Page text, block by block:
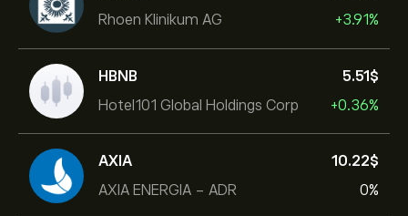
Rhoen Klinikum AG
+3.91%
HBNB
Hotel101 Global Holdings Corp
5.51‎$‎
+0.36%
AXIA
AXIA ENERGIA - ADR
10.22‎$‎
0%